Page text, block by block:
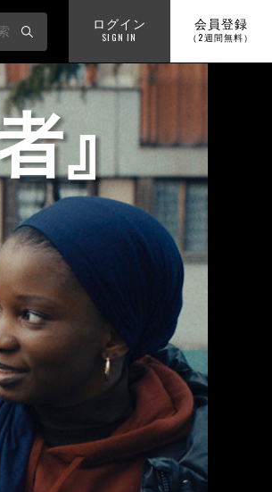
ログイン
SIGN IN
会員登録
（2週間無料）